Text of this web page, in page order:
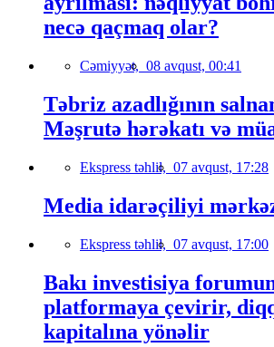
necə qaçmaq olar?
Cəmiyyət, 08 avqust, 00:41
Təbriz azadlığının
Məşrutə hərəkatı və
Ekspress təhlil, 07 avqust, 17:28
Media idarəçiliyi
Ekspress təhlil, 07 avqust, 17:00
Bakı investisiya
platformaya çevirir,
kapitalına yönəlir